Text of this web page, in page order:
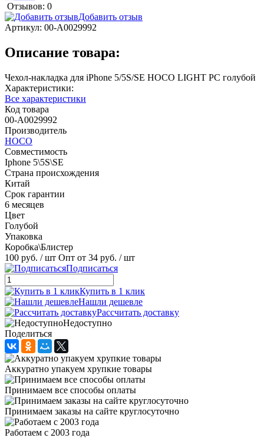
Отзывов: 0
Добавить отзыв
Артикул: 00-А0029992
Описание товара:
Чехол-накладка для iPhone 5/5S/SE HOCO LIGHT PC голубой
Характеристики:
Все характеристики
Код товара
00-А0029992
Производитель
HOCO
Совместимость
Iphone 5\5S\SE
Страна происхождения
Китай
Срок гарантии
6 месяцев
Цвет
Голубой
Упаковка
Коробка\Блистер
100 руб. / шт Опт от 34 руб. / шт
Подписаться
Купить в 1 клик
Нашли дешевле
Рассчитать доставку
Недоступно
Поделиться
Аккуратно упакуем хрупкие товары
Принимаем все способы оплаты
Принимаем заказы на сайте круглосуточно
Работаем с 2003 года